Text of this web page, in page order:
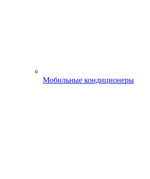
Мобильные кондиционеры